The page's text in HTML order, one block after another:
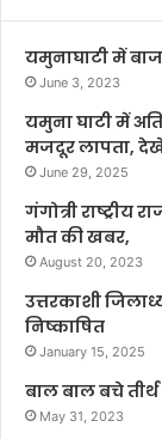
यमुनाघाटी में
June 3, 2023
यमुना घाटी में
मजदूर लापता, देखे
June 29, 2025
गंगोत्री राष्ट्रीय
मौत की खबर,
August 20, 2023
उत्तरकाशी
निष्काषित
January 15, 2025
बाल बाल बचे तीर्थ
May 31, 2023